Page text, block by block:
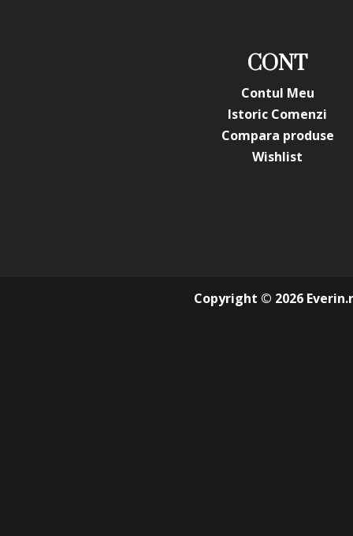
CONT
Contul Meu
Istoric Comenzi
Compara produse
Wishlist
Copyright © 2026